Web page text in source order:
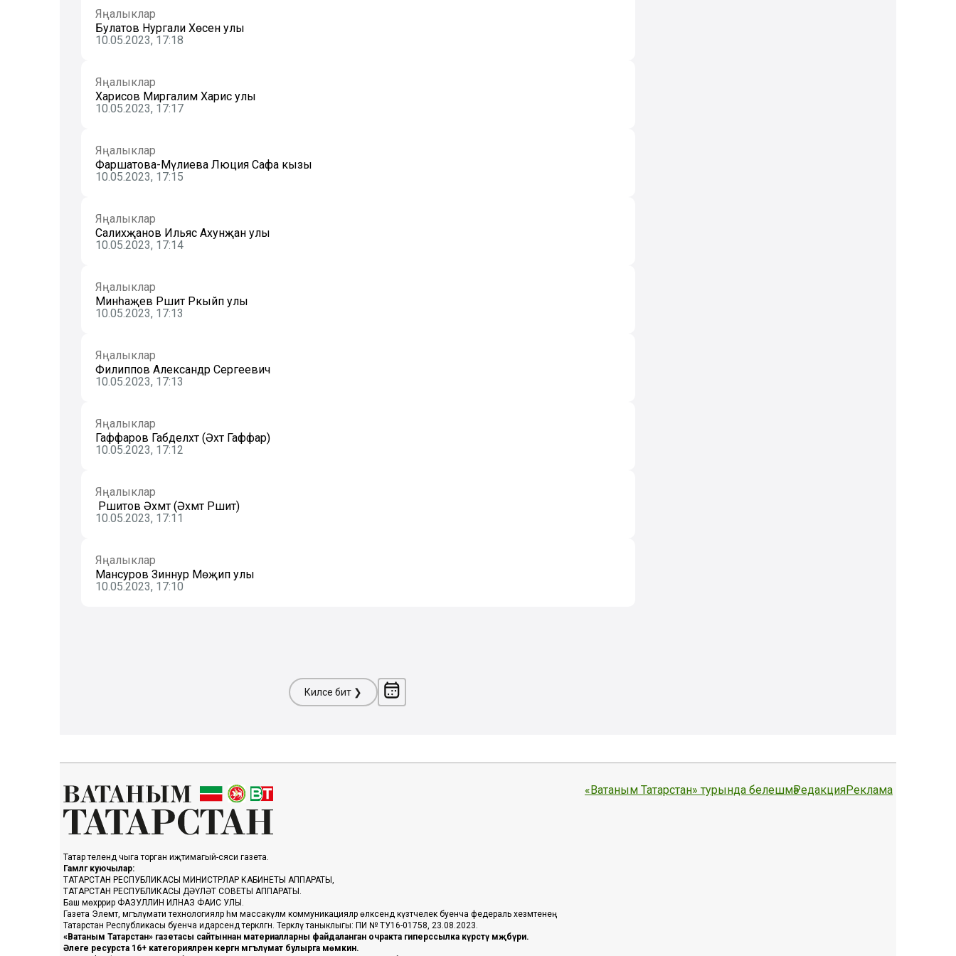
Яңалыклар
Булатов Нургали Хөсәен улы
10.05.2023, 17:18
Яңалыклар
Харисов Миргалим Харис улы
10.05.2023, 17:17
Яңалыклар
Фаршатова-Мәүлиева Люция Сафа кызы
10.05.2023, 17:15
Яңалыклар
Салихҗанов Ильяс Ахунҗан улы
10.05.2023, 17:14
Яңалыклар
Минһаҗев Рәшит Рәкыйп улы
10.05.2023, 17:13
Яңалыклар
Филиппов Александр Сергеевич
10.05.2023, 17:13
Яңалыклар
Гаффаров Габделәхәт (Әхәт Гаффар)
10.05.2023, 17:12
Яңалыклар
Рәшитов Әхмәт (Әхмәт Рәшит)
10.05.2023, 17:11
Яңалыклар
Мансуров Зиннур Мөҗип улы
10.05.2023, 17:10
Киләсе бит ❯
Татар телендә чыга торган иҗтимагый-сәяси газета.
Гамәлгә куючылар:
ТАТАРСТАН РЕСПУБЛИКАСЫ МИНИСТРЛАР КАБИНЕТЫ АППАРАТЫ,
ТАТАРСТАН РЕСПУБЛИКАСЫ ДӘҮЛӘТ СОВЕТЫ АППАРАТЫ.
Баш мөхәррир ФАЗУЛЛИН ИЛНАЗ ФАИС УЛЫ.
Газета Элемтә, мәгълүмати технологияләр һәм массакүләм коммуникацияләр өлкәсендә күзәтчелек буенча федераль хезмәтенең
Татарстан Республикасы буенча идарәсендә теркәлгән. Теркәлү таныклыгы: ПИ № ТУ16-01758, 23.08.2023.
«Ватаным Татарстан» газетасы сайтыннан материалларны файдаланган очракта гиперссылка күрсәтү мәҗбүри.
Әлеге ресурста 16+ категорияләренә кергән мәгълүмат булырга мөмкин.
«Ватаным Татарстан» турында белешмәРедакцияРеклама